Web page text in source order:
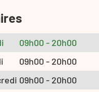
09h00 - 20h00
09h00 - 20h00
09h00 - 20h00